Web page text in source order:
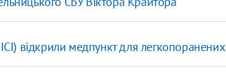
відкрили медпункт для легкопоранених